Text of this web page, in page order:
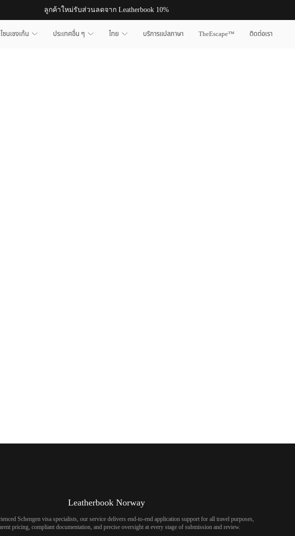
ลูกค้าใหม่รับส่วนลดจาก Leatherbook 10%
โซนเชงเก้น ประเทศอื่น ๆ ไทย บริการแปลภาษา TheEscape™ ติดต่อเรา
Leatherbook Norway
Schengen visa specialists, our service delivers end-to-end application support for all travel purposes,
pricing, compliant documentation, and precise oversight at every stage of submission and review.